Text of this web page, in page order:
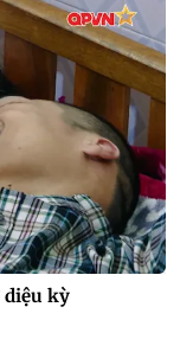
diệu kỳ